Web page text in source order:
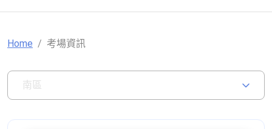
Home 考場資訊
南區